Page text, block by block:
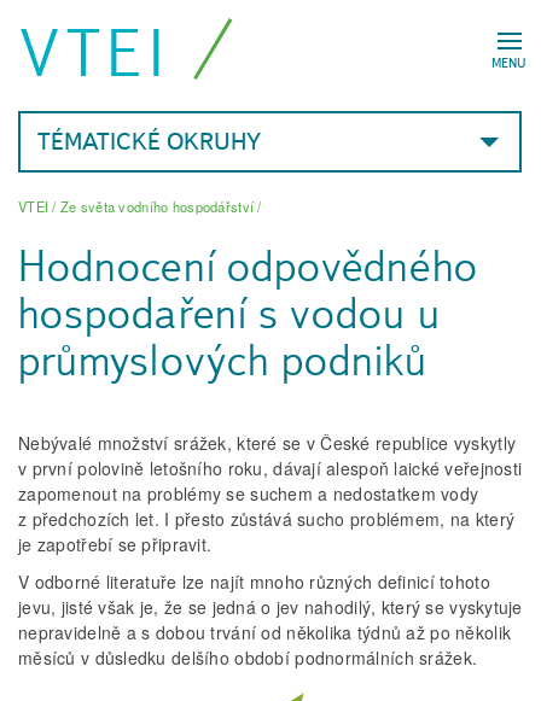
MENU
VTEI
TÉMATICKÉ OKRUHY
VTEI/ Ze světa vodního hospodářství/
Hodnocení odpovědného
hospodaření s vodou u
průmyslových podniků
Nebývalé množství srážek, které se v České republice vyskytly
v první polovině letošního roku, dávají alespoň laické veřejnosti
zapomenout na problémy se suchem a nedostatkem vody
z předchozích let. I přesto zůstává sucho problémem, na který
je zapotřebí se připravit.
V odborné literatuře lze najít mnoho různých definicí tohoto
jevu, jisté však je, že se jedná o jev nahodilý, který se vyskytuje
nepravidelně a s dobou trvání od několika týdnů až po několik
měsíců v důsledku delšího období podnormálních srážek.